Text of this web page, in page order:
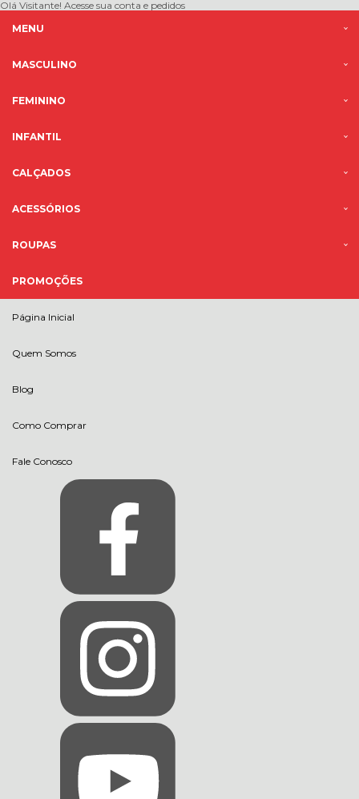
Olá Visitante! Acesse sua conta e pedidos
MENU
MASCULINO
FEMININO
INFANTIL
CALÇADOS
ACESSÓRIOS
ROUPAS
PROMOÇÕES
Página Inicial
Quem Somos
Blog
Como Comprar
Fale Conosco